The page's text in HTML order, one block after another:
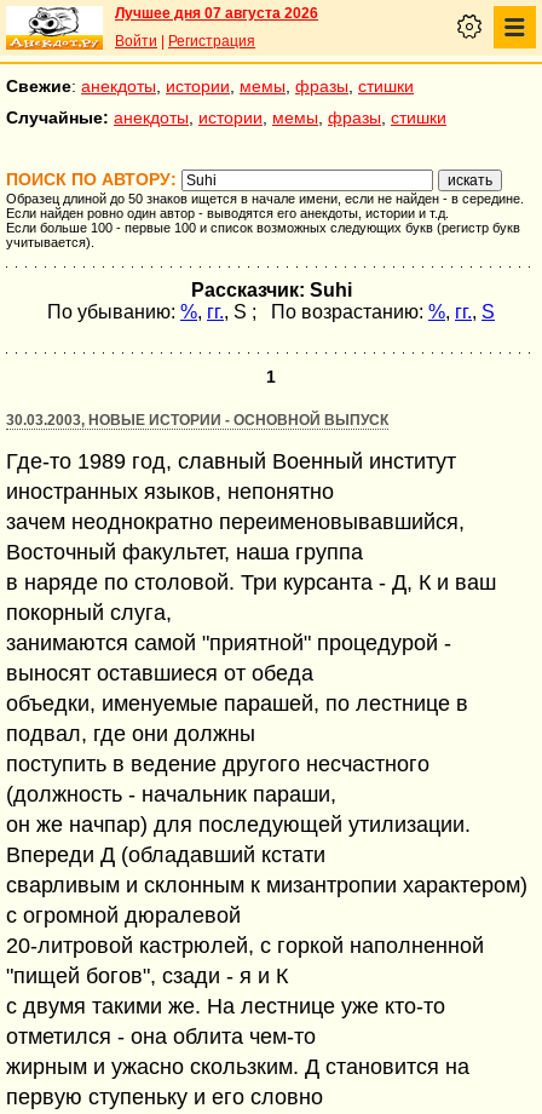
Лучшее дня 07 августа 2026
Войти
Регистрация
Свежие: анекдоты истории мемы фразы стишки
Случайные: анекдоты истории мемы фразы стишки
ПОИСК ПО АВТОРУ:
Образец длиной до 50 знаков ищется в начале имени, если не найден - в середине.
Если найден ровно один автор - выводятся его анекдоты, истории и т.д.
Если больше 100 - первые 100 и список возможных следующих букв (регистр букв
учитывается).
Рассказчик: Suhi
По убыванию: %, гг., S ; По возрастанию: %, гг., S
1
30.03.2003, НОВЫЕ ИСТОРИИ - ОСНОВНОЙ ВЫПУСК
Где-то 1989 год, славный Военный институт
иностранных языков, непонятно
зачем неоднократно переименовывавшийся,
Восточный факультет, наша группа
в наряде по столовой. Три курсанта - Д, К и ваш
покорный слуга,
занимаются самой "приятной" процедурой -
выносят оставшиеся от обеда
объедки, именуемые парашей, по лестнице в
подвал, где они должны
поступить в ведение другого несчастного
(должность - начальник параши,
он же начпар) для последующей утилизации.
Впереди Д (обладавший кстати
сварливым и склонным к мизантропии характером)
с огромной дюралевой
20-литровой кастрюлей, с горкой наполненной
"пищей богов", сзади - я и К
с двумя такими же. На лестнице уже кто-то
отметился - она облита чем-то
жирным и ужасно скользким. Д становится на
первую ступеньку и его словно